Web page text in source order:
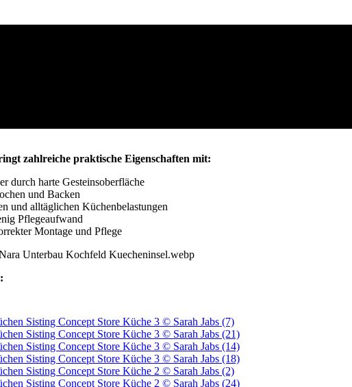
zahlreiche praktische Eigenschaften mit:
durch harte Gesteinsoberfläche
und Backen
und alltäglichen Küchenbelastungen
Pflegeaufwand
Montage und Pflege